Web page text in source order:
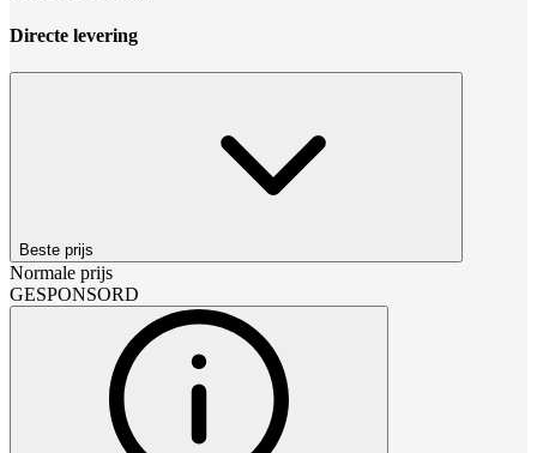
Directe levering
Beste prijs
Normale prijs
GESPONSORD